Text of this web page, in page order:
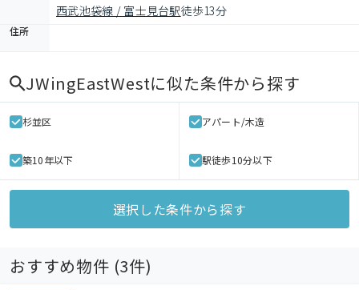
西武池袋線 / 富士見台駅徒歩13分
住所
JWingEastWestに似た条件から探す
杉並区 アパート/木造
築10年以下 駅徒歩10分以下
選択した条件から探す
おすすめ物件 (3件)